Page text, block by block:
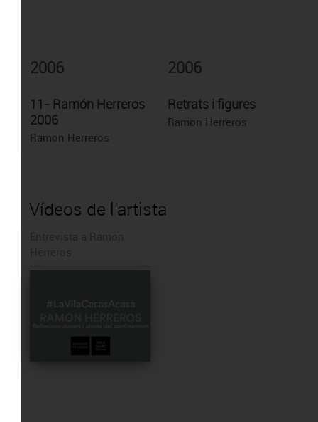
2006
11- Ramón Herreros
2006
Ramon Herreros
2006
Retrats i figures
Ramon Herreros
Vídeos de l'artista